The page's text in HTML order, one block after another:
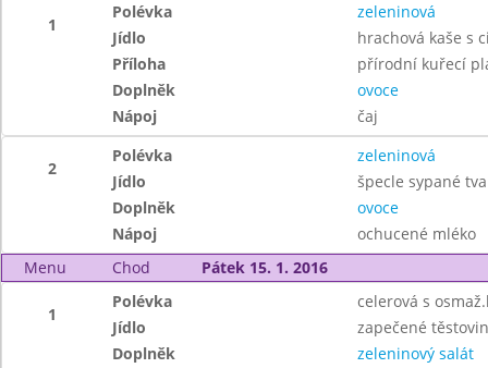
1
Polévka
zeleninová
Jídlo
hrachová kaše s
Příloha
přírodní kuřecí
Doplněk
ovoce
Nápoj
čaj
2
Polévka
zeleninová
Jídlo
špecle sypané
Doplněk
ovoce
Nápoj
ochucené mléko
Menu
Chod Pátek 15. 1. 2016
1
Polévka
celerová s
Jídlo
zapečené
Doplněk
zeleninový salát